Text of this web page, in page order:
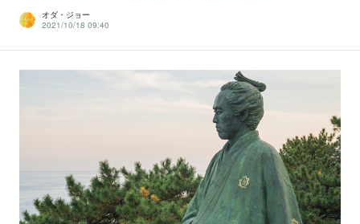
オダ・ジョー
2021/10/18 09:40